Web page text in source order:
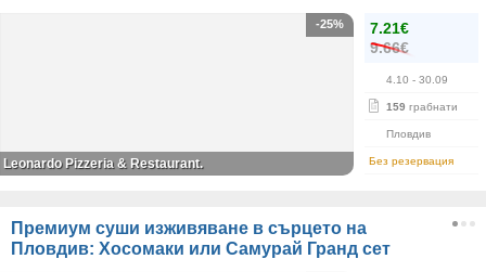
7.21€
9.66€
4.10 - 30.09
159 грабнати
Пловдив
Без резервация
-25%
Leonardo Pizzeria & Restaurant.
Премиум суши изживяване в сърцето на
Пловдив: Хосомаки или Самурай Гранд сет